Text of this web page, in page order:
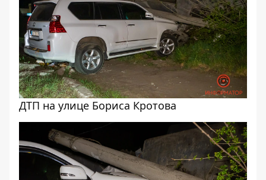
ДТП на улице Бориса Кротова